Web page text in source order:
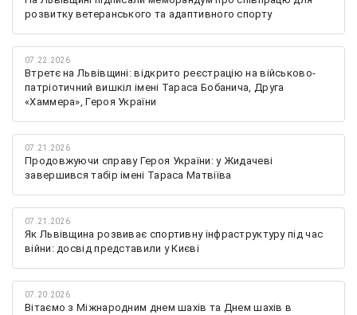
розвитку ветеранського та адаптивного спорту
07.22.2026
Втретє на Львівщині: відкрито реєстрацію на військово-
патріотичний вишкіл імені Тараса Бобанича, Друга
«Хаммера», Героя України
07.21.2026
Продовжуючи справу Героя України: у Жидачеві
завершився табір імені Тараса Матвіїва
07.21.2026
Як Львівщина розвиває спортивну інфраструктуру під час
війни: досвід представили у Києві
07.20.2026
Вітаємо з Міжнародним днем шахів та Днем шахів в